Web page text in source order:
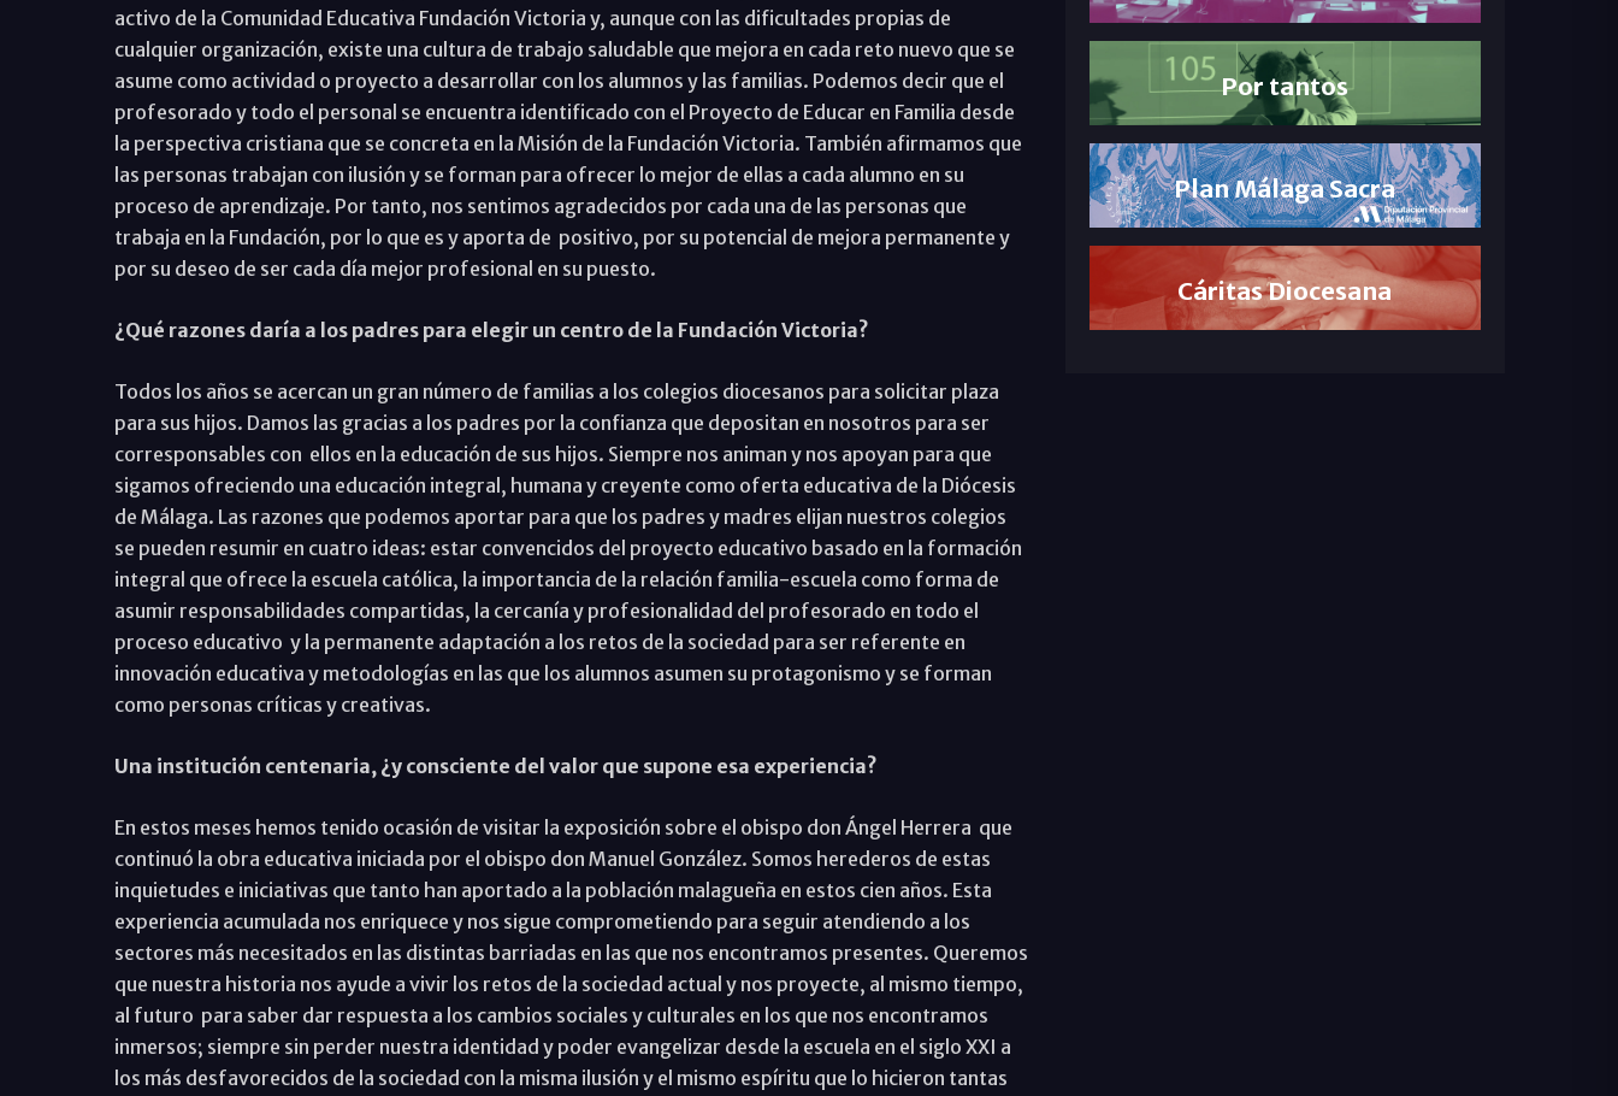
activo de la Comunidad Educativa Fundación Victoria y, aunque con las dificultades propias de
cualquier organización, existe una cultura de trabajo saludable que mejora en cada reto nuevo que se
asume como actividad o proyecto a desarrollar con los alumnos y las familias. Podemos decir que el
profesorado y todo el personal se encuentra identificado con el Proyecto de Educar en Familia desde
la perspectiva cristiana que se concreta en la Misión de la Fundación Victoria. También afirmamos que
las personas trabajan con ilusión y se forman para ofrecer lo mejor de ellas a cada alumno en su
proceso de aprendizaje. Por tanto, nos sentimos agradecidos por cada una de las personas que
trabaja en la Fundación, por lo que es y aporta de positivo, por su potencial de mejora permanente y
por su deseo de ser cada día mejor profesional en su puesto.
¿Qué razones daría a los padres para elegir un centro de la Fundación Victoria?
Todos los años se acercan un gran número de familias a los colegios diocesanos para solicitar plaza
para sus hijos. Damos las gracias a los padres por la confianza que depositan en nosotros para ser
corresponsables con ellos en la educación de sus hijos. Siempre nos animan y nos apoyan para que
sigamos ofreciendo una educación integral, humana y creyente como oferta educativa de la Diócesis
de Málaga. Las razones que podemos aportar para que los padres y madres elijan nuestros colegios
se pueden resumir en cuatro ideas: estar convencidos del proyecto educativo basado en la formación
integral que ofrece la escuela católica, la importancia de la relación familia-escuela como forma de
asumir responsabilidades compartidas, la cercanía y profesionalidad del profesorado en todo el
proceso educativo y la permanente adaptación a los retos de la sociedad para ser referente en
innovación educativa y metodologías en las que los alumnos asumen su protagonismo y se forman
como personas críticas y creativas.
Una institución centenaria, ¿y consciente del valor que supone esa experiencia?
En estos meses hemos tenido ocasión de visitar la exposición sobre el obispo don Ángel Herrera que
continuó la obra educativa iniciada por el obispo don Manuel González. Somos herederos de estas
inquietudes e iniciativas que tanto han aportado a la población malagueña en estos cien años. Esta
experiencia acumulada nos enriquece y nos sigue comprometiendo para seguir atendiendo a los
sectores más necesitados en las distintas barriadas en las que nos encontramos presentes. Queremos
que nuestra historia nos ayude a vivir los retos de la sociedad actual y nos proyecte, al mismo tiempo,
al futuro para saber dar respuesta a los cambios sociales y culturales en los que nos encontramos
inmersos; siempre sin perder nuestra identidad y poder evangelizar desde la escuela en el siglo XXI a
los más desfavorecidos de la sociedad con la misma ilusión y el mismo espíritu que lo hicieron tantas
Por tantos
Plan Málaga Sacra
Cáritas Diocesana